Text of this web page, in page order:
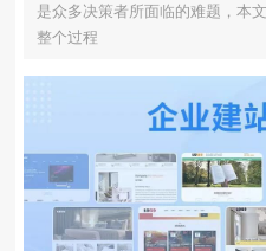
是众多决策者所面临的难题，本
整个过程